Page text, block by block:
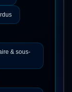
& sous-